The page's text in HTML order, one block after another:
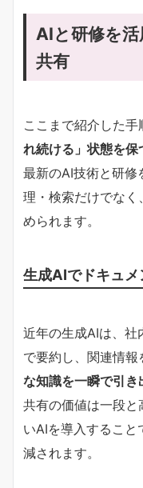
AIと研修を
共有
ここまで紹介した手
れ続ける」状態を
最新のAI技術と研修
理・検索だけでな
められます。
生成AIでドキュ
近年の生成AIは、社
で要約し、関連情報
な知識を一瞬で引き
共有の価値は一段
いAIを導入すること
減されます。